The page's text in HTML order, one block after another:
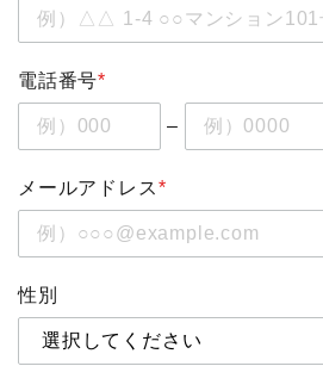
電話番号*
–
メールアドレス*
性別